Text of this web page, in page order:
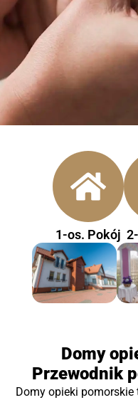
1-os. Pokój
Domy
Przewodnik
Domy opieki